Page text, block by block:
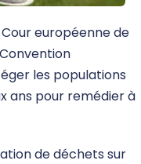
européenne de
les populations
ans pour remédier à
de déchets sur